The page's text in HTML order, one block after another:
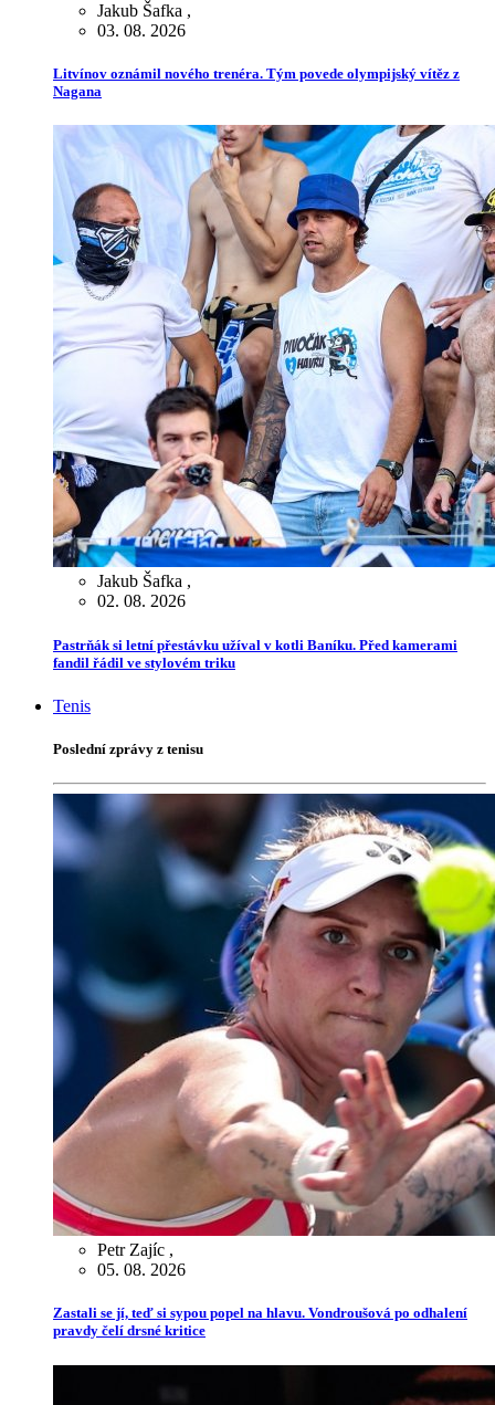
Jakub Šafka ,
03. 08. 2026
Litvínov oznámil nového trenéra. Tým povede olympijský vítěz z
Nagana
Jakub Šafka ,
02. 08. 2026
Pastrňák si letní přestávku užíval v kotli Baníku. Před kamerami
fandil řádil ve stylovém triku
Tenis
Poslední zprávy z tenisu
Petr Zajíc ,
05. 08. 2026
Zastali se jí, teď si sypou popel na hlavu. Vondroušová po odhalení
pravdy čelí drsné kritice